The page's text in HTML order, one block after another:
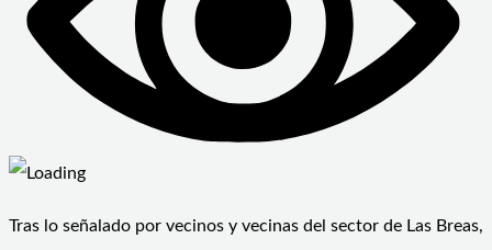
Tras lo señalado por vecinos y vecinas del sector de Las Breas,